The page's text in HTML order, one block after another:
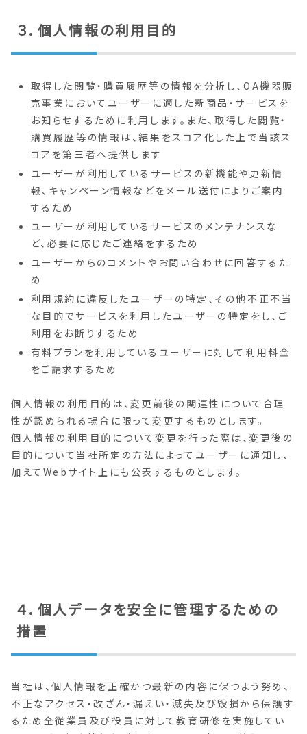
３．個人情報の利用目的
取得した閲覧・購買履歴等の情報を分析し、OA機器販
売事業においてユーザーに適した新商品・サービスを
お知らせするために利用します。また、取得した閲覧・
購買履歴等の情報は、結果をスコア化した上で当該ス
コアを第三者へ提供します
ユーザーが利用しているサービスの新機能や更新情
報、キャンペーン情報などをメール送付によりご案内
するため
ユーザーが利用しているサービスのメンテナンスな
ど、必要に応じたご連絡をするため
ユーザーからのコメントやお問い合わせに回答するた
め
利用規約に違反したユーザーの特定、その他不正不当
な目的でサービスを利用したユーザーの特定をし、ご
利用をお断りするため
有料プランを利用しているユーザーに対して利用料金
をご請求するため
個人情報の利用目的は、変更前後の関連性について合理
性が認められる場合に限って変更するものとします。
個人情報の利用目的について変更を行った際は、変更後の
目的について当社所定の方法によってユーザーに通知し、
加えてWebサイト上にも公表するものとします。
４．個人データを安全に管理するための
措置
当社は、個人情報を正確かつ最新の内容に保つよう努め、
不正なアクセス・改ざん・漏えい・滅失及び毀損から保護す
るため全従業員及び役員に対して教育研修を実施してい